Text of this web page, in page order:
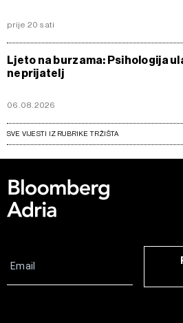
prije 20 sati
Ljeto na burzama: Psihologija
neprijatelj
06.08.2026
SVE VIJESTI IZ RUBRIKE TRŽIŠTA